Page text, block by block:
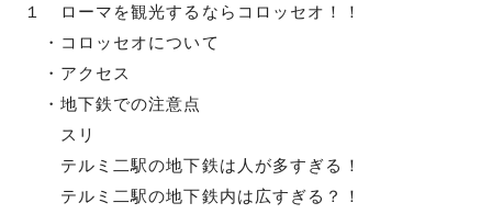
１ ローマを観光するならコロッセオ！！
・コロッセオについて
・アクセス
・地下鉄での注意点
スリ
テルミ二駅の地下鉄は人が多すぎる！
テルミ二駅の地下鉄内は広すぎる？！